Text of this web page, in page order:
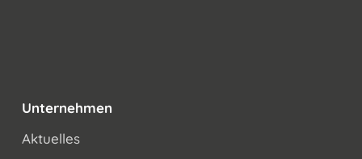
Unternehmen
Aktuelles